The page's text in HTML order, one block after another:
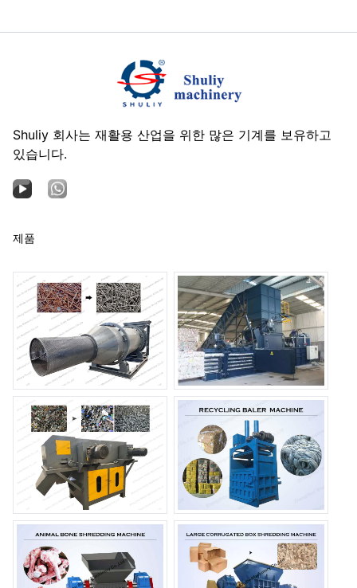
Shuliy 회사는 재활용 산업을 위한 많은 기계를 보유하고
있습니다.
제품